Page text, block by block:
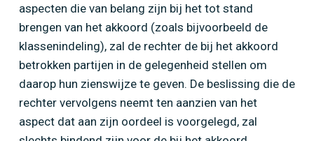
aspecten die van belang zijn bij het tot stand
brengen van het akkoord (zoals bijvoorbeeld de
klassenindeling), zal de rechter de bij het akkoord
betrokken partijen in de gelegenheid stellen om
daarop hun zienswijze te geven. De beslissing die de
rechter vervolgens neemt ten aanzien van het
aspect dat aan zijn oordeel is voorgelegd, zal